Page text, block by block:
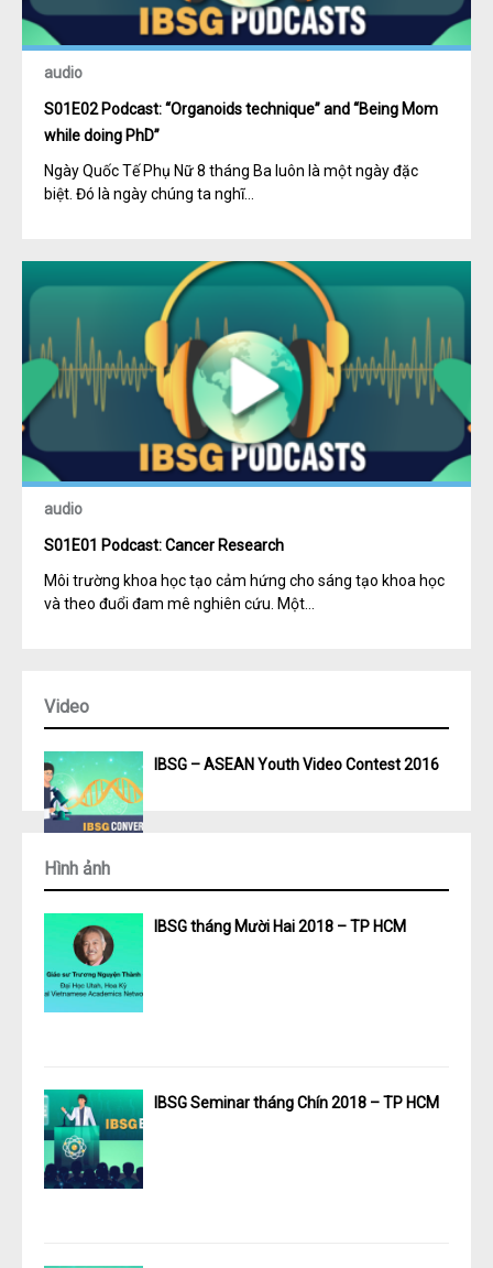
audio
S01E02 Podcast: “Organoids technique” and “Being Mom
while doing PhD”
Ngày Quốc Tế Phụ Nữ 8 tháng Ba luôn là một ngày đặc
biệt. Đó là ngày chúng ta nghĩ...
audio
S01E01 Podcast: Cancer Research
Môi trường khoa học tạo cảm hứng cho sáng tạo khoa học
và theo đuổi đam mê nghiên cứu. Một...
Video
IBSG – ASEAN Youth Video Contest 2016
Hình ảnh
IBSG tháng Mười Hai 2018 – TP HCM
IBSG Seminar tháng Chín 2018 – TP HCM